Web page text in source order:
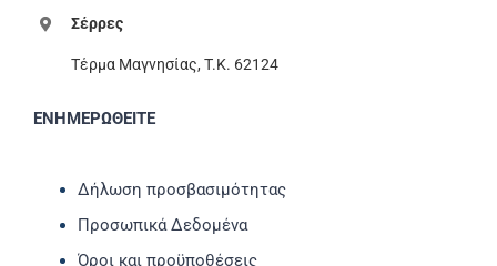
Σέρρες
Τέρμα Μαγνησίας, T.K. 62124
ΕΝΗΜΕΡΩΘΕΙΤΕ
Δήλωση προσβασιμότητας
Προσωπικά Δεδομένα
Όροι και προϋποθέσεις